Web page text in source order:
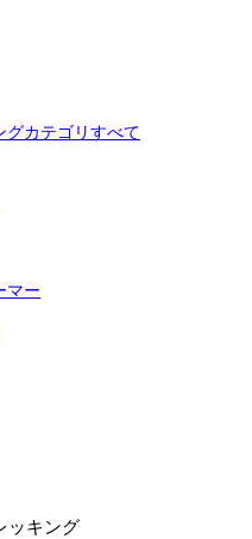
グカテゴリすべて
マー
ッキング